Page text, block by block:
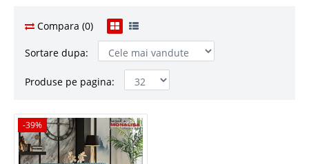
Compara (0)
Sortare dupa:
Produse pe pagina:
-39%
-39%